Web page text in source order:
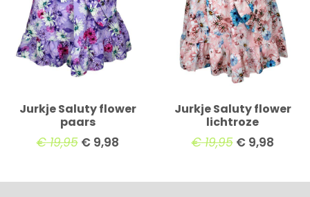
Jurkje Saluty flower
paars
€19,95 €9,98
Jurkje Saluty flower
lichtroze
€19,95 €9,98